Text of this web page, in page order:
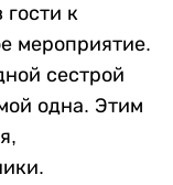
гости к
мероприятие.
сестрой
одна. Этим